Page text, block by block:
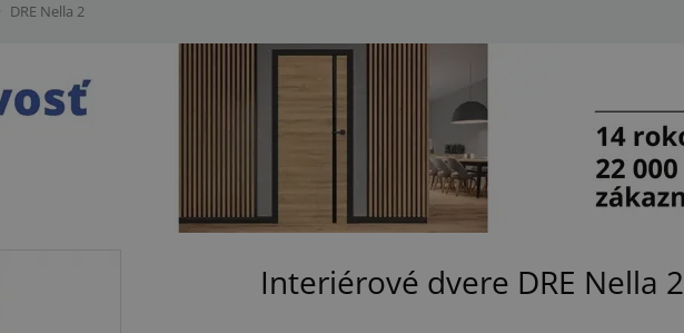
DRE Nella 2
Interiérové dvere DRE Nella 2